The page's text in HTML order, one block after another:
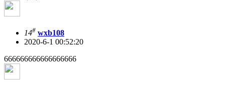
14# wxb108
2020-6-1 00:52:20
666666666666666666